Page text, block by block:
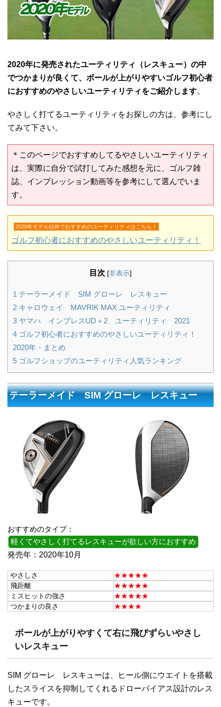
2020年に発売されたユーティリティ（レスキュー）の中
でつかまりが良くて、ボールが上がりやすいゴルフ初心者
におすすめのやさしいユーティリティをご紹介します。
やさしく打てるユーティリティをお探しの方は、参考にし
てみて下さい。
＊このページでおすすめしてるやさしいユーティリティ
は、実際に自分で試打してみた感想を元に、ゴルフ雑
誌、インプレッション動画等を参考にして選んでいま
す。
2020年モデル以外でおすすめのユーティリティはこちら！
ゴルフ初心者におすすめのやさしいユーティリティ！
目次 [非表示]
1 テーラーメイド SIM グローレ レスキュー
2 キャロウェイ MAVRIK MAX ユーティリティ
3 ヤマハ インプレスUD＋2 ユーティリティ 2021
4 ゴルフ初心者におすすめのやさしいユーティリティ！
2020年・まとめ
5 ゴルフショップのユーティリティ人気ランキング
テーラーメイド SIM グローレ レスキュー
おすすめのタイプ：
軽くてやさしく打てるレスキューが欲しい方におすすめ
発売年：2020年10月
やさしさ
★★★★★
飛距離
★★★★★
ミスヒットの強さ
★★★★★
つかまりの良さ
★★★★
ボールが上がりやすくて右に飛びずらいやさし
いレスキュー
SIM グローレ レスキューは、ヒール側にウエイトを搭載
したスライスを抑制してくれるドローバイアス設計のレス
キューです。